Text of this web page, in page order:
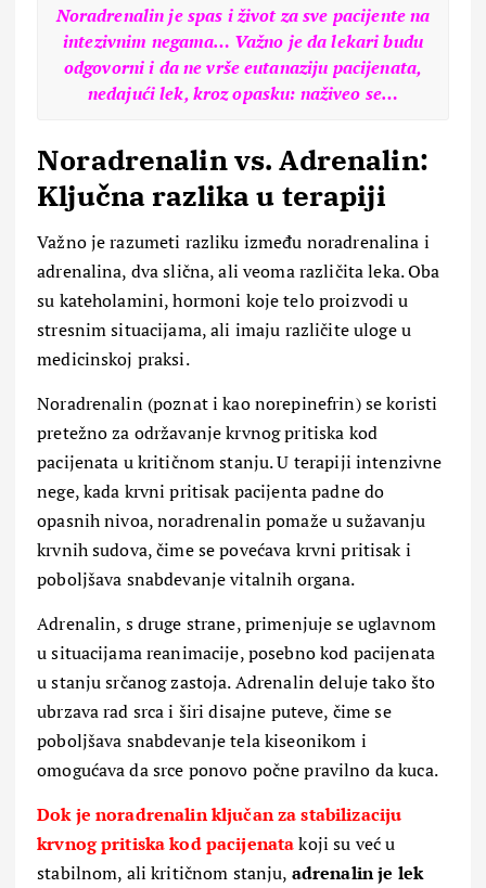
Noradrenalin je spas i život za sve pacijente na
intezivnim negama… Važno je da lekari budu
odgovorni i da ne vrše eutanaziju pacijenata,
nedajući lek, kroz opasku: naživeo se…
Noradrenalin vs. Adrenalin:
Ključna razlika u terapiji
Važno je razumeti razliku između noradrenalina i
adrenalina, dva slična, ali veoma različita leka. Oba
su kateholamini, hormoni koje telo proizvodi u
stresnim situacijama, ali imaju različite uloge u
medicinskoj praksi.
Noradrenalin (poznat i kao norepinefrin) se koristi
pretežno za održavanje krvnog pritiska kod
pacijenata u kritičnom stanju. U terapiji intenzivne
nege, kada krvni pritisak pacijenta padne do
opasnih nivoa, noradrenalin pomaže u sužavanju
krvnih sudova, čime se povećava krvni pritisak i
poboljšava snabdevanje vitalnih organa.
Adrenalin, s druge strane, primenjuje se uglavnom
u situacijama reanimacije, posebno kod pacijenata
u stanju srčanog zastoja. Adrenalin deluje tako što
ubrzava rad srca i širi disajne puteve, čime se
poboljšava snabdevanje tela kiseonikom i
omogućava da srce ponovo počne pravilno da kuca.
Dok je noradrenalin ključan za stabilizaciju
krvnog pritiska kod pacijenata koji su već u
stabilnom, ali kritičnom stanju, adrenalin je lek